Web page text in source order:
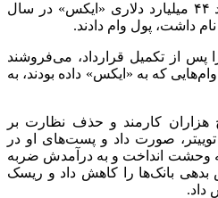
ایلان ماسک، برای تکمیل خرید ۴۴ میلیارد دلاری «ایکس» در سال
پس از تکمیل قرارداد، می‌فروشند
که به «ایکس» داده بودند، به
هزاران کارمند و حذف نظارت بر
صورت داد و پست‌های او در
به وحشت انداخت و به درآمدش ضربه
بانک‌ها را کاهش داد و ریسک
داد.